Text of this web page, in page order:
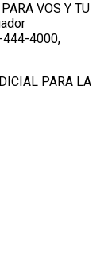
VOS Y TU
4000,
PARA LA